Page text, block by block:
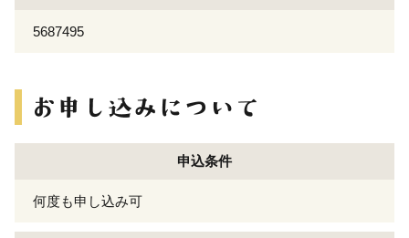
5687495
申込条件
何度も申し込み可